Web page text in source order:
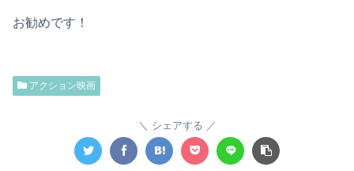
お勧めです！
アクション映画
シェアする